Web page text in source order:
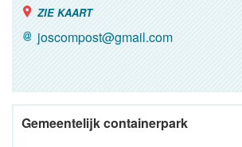
ZIE KAART
joscompost@gmail.com
Gemeentelijk containerpark